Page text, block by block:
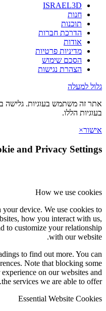
ISRAEL3D
חנות
תוכנות
הדרכת חברות
אודות
מדיניות פרטיות
הסכם שימוש
הצהרת נגישות
למעלה
זה משתמש בעוגיות. גלישה
הללו.
×
Cookie and Privacy
How we use
on your device. We use
websites, how you interact
and to customize your
with our
headings to find out more. You
Note that blocking
experience on our websites
the services we are able to
Essential Website